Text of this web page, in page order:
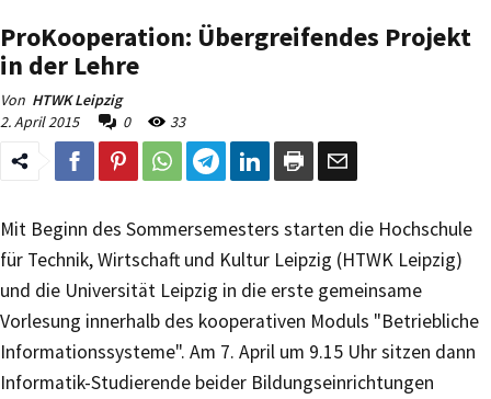
ProKooperation: Übergreifendes Projekt
in der Lehre
Von HTWK Leipzig
2. April 2015
0 33
Mit Beginn des Sommersemesters starten die Hochschule
für Technik, Wirtschaft und Kultur Leipzig (HTWK Leipzig)
und die Universität Leipzig in die erste gemeinsame
Vorlesung innerhalb des kooperativen Moduls "Betriebliche
Informationssysteme". Am 7. April um 9.15 Uhr sitzen dann
Informatik-Studierende beider Bildungseinrichtungen